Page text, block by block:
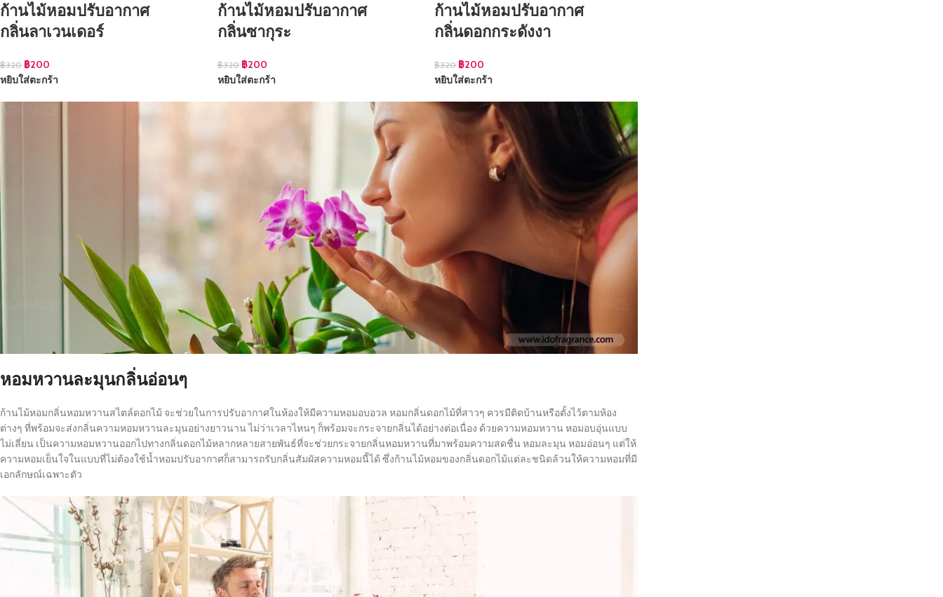
ก้านไม้หอมปรับอากาศ
กลิ่นลาเวนเดอร์
฿320 ฿200
หยิบใส่ตะกร้า
ก้านไม้หอมปรับอากาศ
กลิ่นซากุระ
฿320 ฿200
หยิบใส่ตะกร้า
ก้านไม้หอมปรับอากาศ
กลิ่นดอกกระดังงา
฿320 ฿200
หยิบใส่ตะกร้า
หอมหวานละมุนกลิ่นอ่อนๆ
ก้านไม้หอมกลิ่นหอมหวานสไตล์ดอกไม้ จะช่วยในการปรับอากาศในห้องให้มีความหอมอบอวล หอมกลิ่นดอกไม้ที่สาวๆ ควรมีติดบ้านหรือตั้งไว้ตามห้อง
ต่างๆ ที่พร้อมจะส่งกลิ่นความหอมหวานละมุนอย่างยาวนาน ไม่ว่าเวลาไหนๆ ก็พร้อมจะกระจายกลิ่นได้อย่างต่อเนื่อง ด้วยความหอมหวาน หอมอบอุ่นแบบ
ไม่เลี่ยน เป็นความหอมหวานออกไปทางกลิ่นดอกไม้หลากหลายสายพันธ์ที่จะช่วยกระจายกลิ่นหอมหวานที่มาพร้อมความสดชื่น หอมละมุน หอมอ่อนๆ แต่ให้
ความหอมเย็นใจในแบบที่ไม่ต้องใช้น้ำหอมปรับอากาศก็สามารถรับกลิ่นสัมผัสความหอมนี้ได้ ซึ่งก้านไม้หอมของกลิ่นดอกไม้แต่ละชนิดล้วนให้ความหอมที่มี
เอกลักษณ์เฉพาะตัว